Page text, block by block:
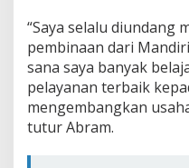
“Saya selalu diundang
pembinaan dari
sana saya banyak
pelayanan terbaik
mengembangkan
tutur Abram.